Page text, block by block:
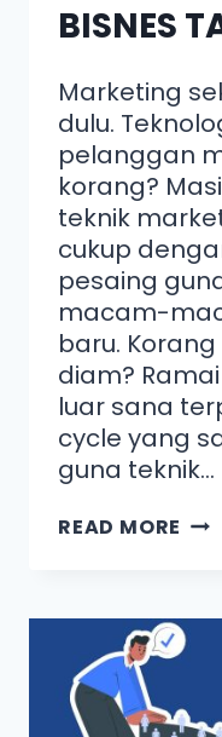
BISNES
Marketing
dulu.
pelanggan
korang?
teknik
cukup
pesaing
macam-
baru.
diam?
luar sana
cycle yang
guna teknik…
READ MORE